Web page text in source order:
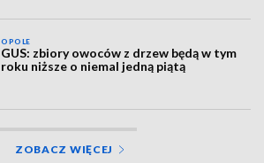
OPOLE
GUS: zbiory owoców z drzew będą w tym
roku niższe o niemal jedną piątą
ZOBACZ WIĘCEJ